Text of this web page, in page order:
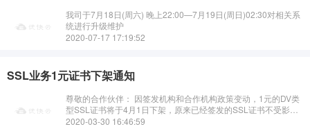
我司于7月18日(周六) 晚上22:00—7月19日(周日)02:30对相关系
统进行升级维护
2020-07-17 17:19:52
SSL业务1元证书下架通知
尊敬的合作伙伴： 因签发机构和合作机构政策变动，1元的DV类
型SSL证书将于4月1日下架，原来已经签发的SSL证书不受影
响，在有效期内可以继续使用。···
2020-03-30 16:46:59